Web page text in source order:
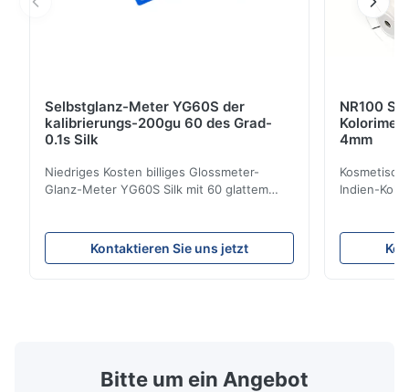
Selbstglanz-Meter YG60S der
kalibrierungs-200gu 60 des Grad-
0.1s Silk
Niedriges Kosten billiges Glossmeter-
Glanz-Meter YG60S Silk mit 60 glattem
Material mit Glanz (0-200Gu) prüfen, und
allgemeinhin zutreffen, um zu malen, Tinte,
Kontaktieren Sie uns jetzt
NR100
4mm
Indien-
der
Bitte um ein Angebot